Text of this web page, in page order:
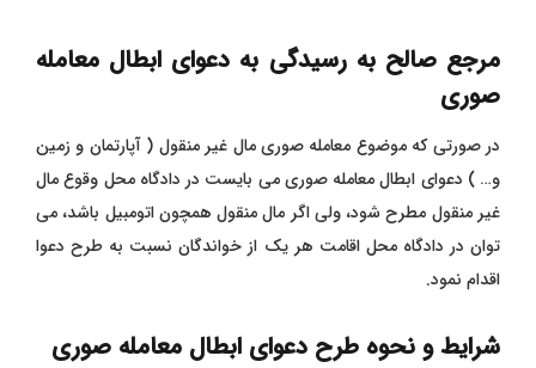
مرجع صالح به رسیدگی به دعوای ابطال معامله
صوری
در صورتی که موضوع معامله صوری مال غیر منقول ( آپارتمان و زمین
و… ) دعوای ابطال معامله صوری می بایست در دادگاه محل وقوع مال
غیر منقول مطرح شود، ولی اگر مال منقول همچون اتومبیل باشد، می
توان در دادگاه محل اقامت هر یک از خواندگان نسبت به طرح دعوا
اقدام نمود.
شرایط و نحوه طرح دعوای ابطال معامله صوری